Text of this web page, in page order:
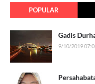
POPULAR
Gadis
9/10/2019